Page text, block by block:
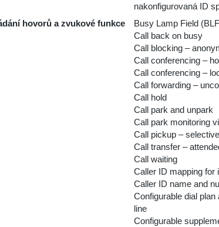
nakonfigurovaná ID
hovorů a zvukové funkce
Busy Lamp Field
Call back on busy
Call blocking –
Call conferencing –
Call conferencing –
Call forwarding –
Call hold
Call park and unpark
Call park monitoring
Call pickup –
Call transfer –
Call waiting
Caller ID mapping for
Caller ID name and
Configurable dial
line
Configurable